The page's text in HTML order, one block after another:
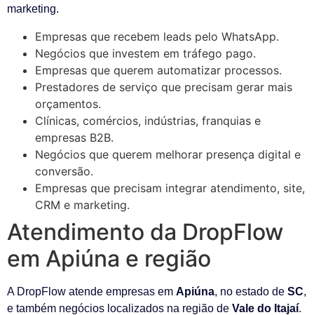
marketing.
Empresas que recebem leads pelo WhatsApp.
Negócios que investem em tráfego pago.
Empresas que querem automatizar processos.
Prestadores de serviço que precisam gerar mais
orçamentos.
Clínicas, comércios, indústrias, franquias e
empresas B2B.
Negócios que querem melhorar presença digital e
conversão.
Empresas que precisam integrar atendimento, site,
CRM e marketing.
Atendimento da DropFlow
em Apiúna e região
A DropFlow atende empresas em Apiúna, no estado de SC,
e também negócios localizados na região de Vale do Itajaí.